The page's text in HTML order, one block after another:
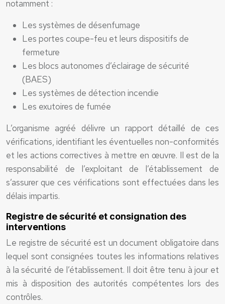
notamment :
Les systèmes de désenfumage
Les portes coupe-feu et leurs dispositifs de
fermeture
Les blocs autonomes d’éclairage de sécurité
(BAES)
Les systèmes de détection incendie
Les exutoires de fumée
L’organisme agréé délivre un rapport détaillé de ces
vérifications, identifiant les éventuelles non-conformités
et les actions correctives à mettre en œuvre. Il est de la
responsabilité de l’exploitant de l’établissement de
s’assurer que ces vérifications sont effectuées dans les
délais impartis.
Registre de sécurité et consignation des
interventions
Le registre de sécurité est un document obligatoire dans
lequel sont consignées toutes les informations relatives
à la sécurité de l’établissement. Il doit être tenu à jour et
mis à disposition des autorités compétentes lors des
contrôles.